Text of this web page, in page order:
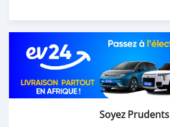
Soyez Prudents